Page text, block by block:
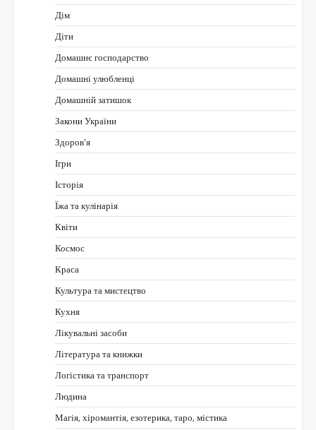
Дім
Діти
Домашнє господарство
Домашні улюбленці
Домашній затишок
Закони України
Здоров'я
Ігри
Історія
Їжа та кулінарія
Квіти
Космос
Краса
Культура та мистецтво
Кухня
Лікувальні засоби
Література та книжки
Логістика та транспорт
Людина
Магія, хіромантія, езотерика, таро, містика